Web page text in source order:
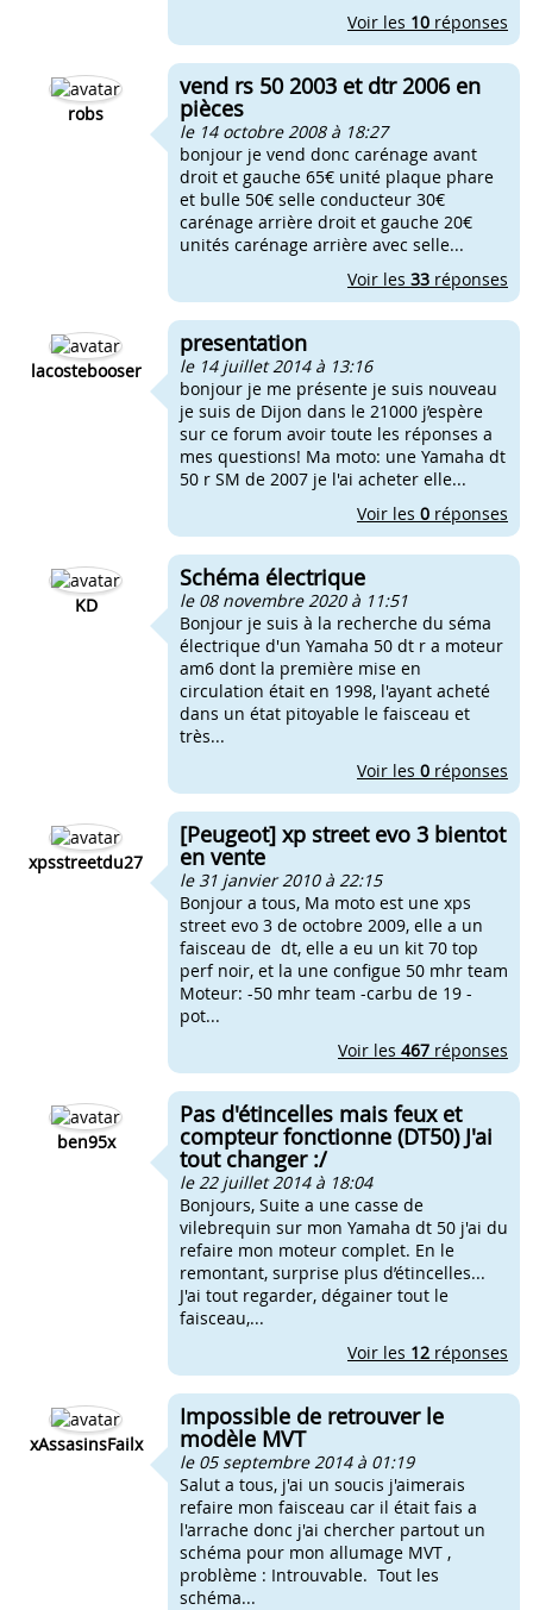
Voir les 10 réponses
robs
vend rs 50 2003 et dtr 2006 en
pièces
le 14 octobre 2008 à 18:27
bonjour je vend donc carénage avant
droit et gauche 65€ unité plaque phare
et bulle 50€ selle conducteur 30€
carénage arrière droit et gauche 20€
unités carénage arrière avec selle...
Voir les 33 réponses
lacostebooser
presentation
le 14 juillet 2014 à 13:16
bonjour je me présente je suis nouveau
je suis de Dijon dans le 21000 j’espère
sur ce forum avoir toute les réponses a
mes questions! Ma moto: une Yamaha dt
50 r SM de 2007 je l'ai acheter elle...
Voir les 0 réponses
KD
Schéma électrique
le 08 novembre 2020 à 11:51
Bonjour je suis à la recherche du séma
électrique d'un Yamaha 50 dt r a moteur
am6 dont la première mise en
circulation était en 1998, l'ayant acheté
dans un état pitoyable le faisceau et
très...
Voir les 0 réponses
xpsstreetdu27
[Peugeot] xp street evo 3 bientot
en vente
le 31 janvier 2010 à 22:15
Bonjour a tous, Ma moto est une xps
street evo 3 de octobre 2009, elle a un
faisceau de dt, elle a eu un kit 70 top
perf noir, et la une configue 50 mhr team
Moteur: -50 mhr team -carbu de 19 -
pot...
Voir les 467 réponses
ben95x
Pas d'étincelles mais feux et
compteur fonctionne (DT50) J'ai
tout changer :/
le 22 juillet 2014 à 18:04
Bonjours, Suite a une casse de
vilebrequin sur mon Yamaha dt 50 j'ai du
refaire mon moteur complet. En le
remontant, surprise plus d’étincelles...
J'ai tout regarder, dégainer tout le
faisceau,...
Voir les 12 réponses
xAssasinsFailx
Impossible de retrouver le
modèle MVT
le 05 septembre 2014 à 01:19
Salut a tous, j'ai un soucis j'aimerais
refaire mon faisceau car il était fais a
l'arrache donc j'ai chercher partout un
schéma pour mon allumage MVT ,
problème : Introuvable. Tout les
schéma...